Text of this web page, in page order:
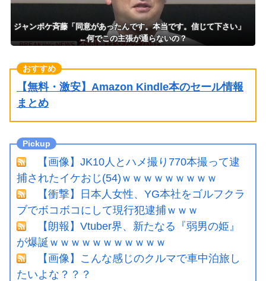
ジャンポケ斉藤「同意があったんです。本当です。信じて下さい」
←何でこの主張が通らないの？
【無料・激安】Amazon Kindle本のセール情報
まとめ
【画像】JK10人とハメ撮り770本撮って逮
捕されたイケおじ(54)ｗｗｗｗｗｗｗｗｗ
【衝撃】日本人女性、YG本社をゴルフクラ
ブでボコボコにして現行犯逮捕ｗｗｗ
【朗報】Vtuber界、新たなる『弱男の姫』
が爆誕ｗｗｗｗｗｗｗｗｗｗｗ
【画像】こんな感じのクルマで車中泊旅し
たいよな？？？